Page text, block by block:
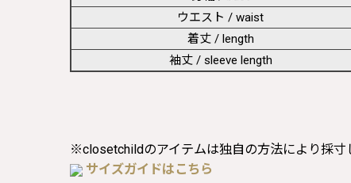
ウエスト / waist
着丈 / length
袖丈 / sleeve length
※closetchildのアイテムは独自の方法により採寸
サイズガイドはこちら